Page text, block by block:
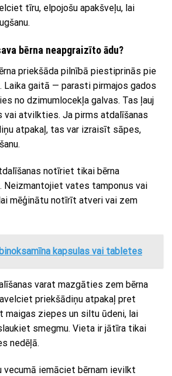
tīru, elpojošu apakšveļu, lai
bērna neapgraizīto ādu?
priekšāda pilnībā piestiprinās pie
Laika gaitā — parasti pirmajos gados
no dzimumlocekļa galvas. Tas ļauj
atvilkties. Ja pirms atdalīšanas
atpakaļ, tas var izraisīt sāpes,
notīriet tikai bērna
Neizmantojiet vates tamponus vai
mēģinātu notīrīt atveri vai zem
kapsulas vai tabletes
varat mazgāties zem bērna
priekšādiņu atpakaļ pret
maigas ziepes un siltu ūdeni, lai
smegmu. Vieta ir jātīra tikai
nedēļā.
vecumā iemāciet bērnam ievilkt